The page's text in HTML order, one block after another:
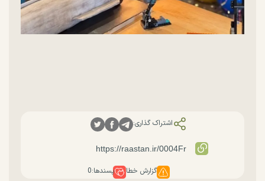
اشتراک گذاری:
گزارش خطا پسندها:0